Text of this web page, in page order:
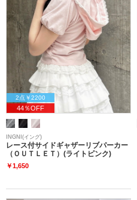
2点￥2200
44％OFF
INGNI(イング)
レース付サイドギャザーリブパーカー
（ＯＵＴＬＥＴ）(ライトピンク)
￥1,650